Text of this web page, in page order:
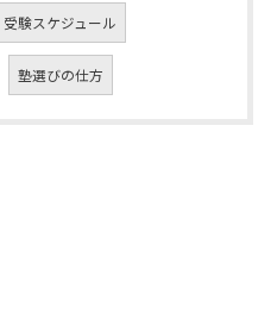
受験スケジュール
塾選びの仕方